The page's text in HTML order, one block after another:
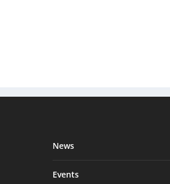
News
Events